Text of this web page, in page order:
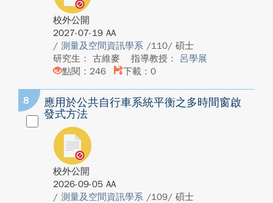
校外公開
2027-07-19 AA
/ 測量及空間資訊學系 /110/ 碩士
研究生： 古維麥
指導教授： 呂學展
點閱：246
下載：0
8
應用於公共自行車系統平衡之多時間窗啟
發式方法
校外公開
2026-09-05 AA
/ 測量及空間資訊學系 /109/ 碩士